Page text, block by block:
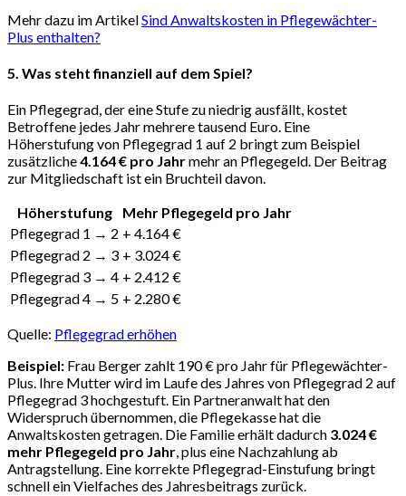
Mehr dazu im ArtikelSind Anwaltskosten in Pflegewächter-
Plus enthalten?
5. Was steht finanziell auf dem Spiel?
Ein Pflegegrad, der eine Stufe zu niedrig ausfällt, kostet
Betroffene jedes Jahr mehrere tausend Euro. Eine
Höherstufung von Pflegegrad 1 auf 2 bringt zum Beispiel
zusätzliche4.164 € pro Jahrmehr an Pflegegeld. Der Beitrag
zur Mitgliedschaft ist ein Bruchteil davon.
Höherstufung
Mehr Pflegegeld pro Jahr
Pflegegrad 1 → 2 + 4.164 €
Pflegegrad 2 → 3 + 3.024 €
Pflegegrad 3 → 4 + 2.412 €
Pflegegrad 4 → 5 + 2.280 €
Quelle: Pflegegrad erhöhen
Beispiel: Frau Berger zahlt 190 € pro Jahr für Pflegewächter-
Plus. Ihre Mutter wird im Laufe des Jahres von Pflegegrad 2 auf
Pflegegrad 3 hochgestuft. Ein Partneranwalt hat den
Widerspruch übernommen, die Pflegekasse hat die
Anwaltskosten getragen. Die Familie erhält dadurch 3.024 €
mehr Pflegegeld pro Jahr, plus eine Nachzahlung ab
Antragstellung. Eine korrekte Pflegegrad-Einstufung bringt
schnell ein Vielfaches des Jahresbeitrags zurück.